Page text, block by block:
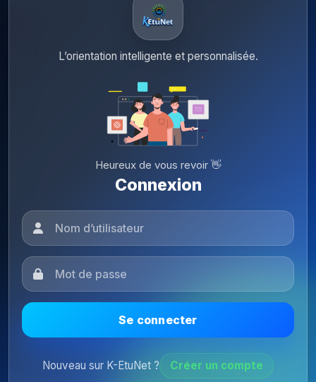
L’orientation intelligente et personnalisée.
Heureux de vous revoir 👋
Connexion
Se connecter
Nouveau sur K-EtuNet ? Créer un compte